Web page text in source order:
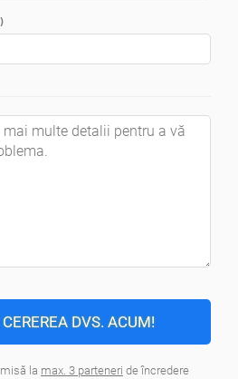
DVS. ACUM!
la max. 3 parteneri de încredere